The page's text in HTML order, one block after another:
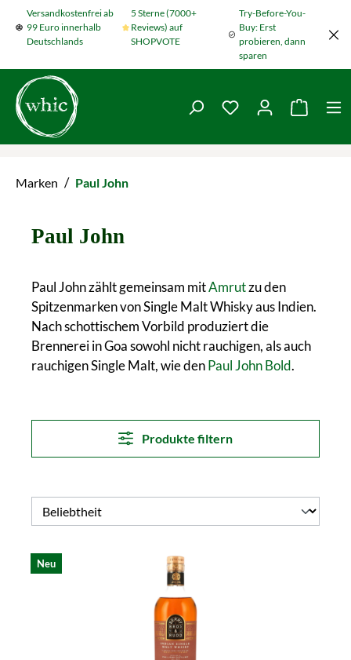
Zum Hauptinhalt springen
Versandkostenfrei ab
99 Euro innerhalb
Deutschlands
5 Sterne (7000+
Reviews) auf
SHOPVOTE
Try-Before-You-
Buy: Erst
probieren, dann
sparen
Du hast 0
Marken / Paul John
Paul John
Paul John zählt gemeinsam mitAmrutzu den
Spitzenmarken von Single Malt Whisky aus Indien.
Nach schottischem Vorbild produziert die
Brennerei in Goa sowohl nicht rauchigen, als auch
rauchigen Single Malt, wie denPaul John Bold.
Produkte filtern
Neu